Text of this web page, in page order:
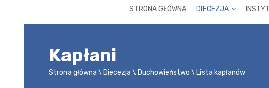
STRONA GŁÓWNA DIECEZJA
Kapłani
Strona główna Diecezja Duchowieństwo Lista kapłanów